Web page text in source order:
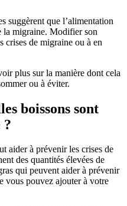
suggèrent que l’alimentation
la migraine. Modifier son
crises de migraine ou à en
plus sur la manière dont cela
ou à éviter.
boissons sont
?
aider à prévenir les crises de
des quantités élevées de
qui peuvent aider à prévenir
vous pouvez ajouter à votre